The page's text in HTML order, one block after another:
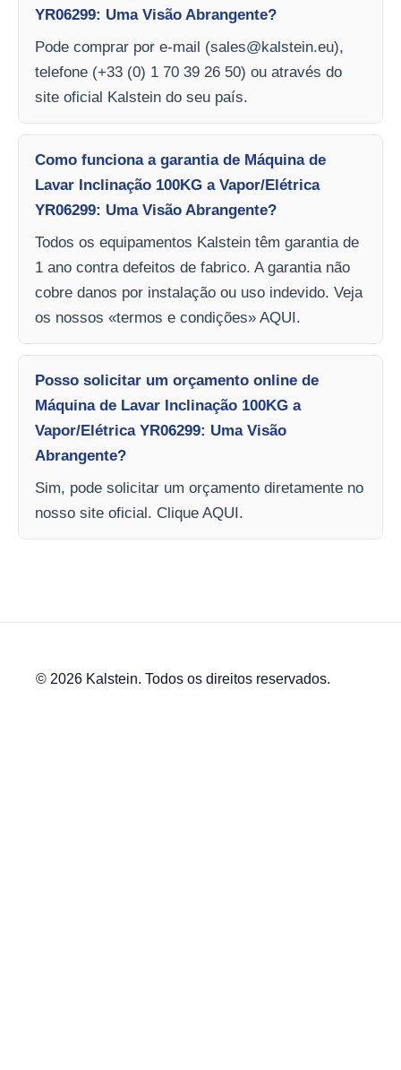
YR06299: Uma Visão Abrangente?
Pode comprar por e-mail (sales@kalstein.eu),
telefone (+33 (0) 1 70 39 26 50) ou através do
site oficial Kalstein do seu país.
Como funciona a garantia de Máquina de
Lavar Inclinação 100KG a Vapor/Elétrica
YR06299: Uma Visão Abrangente?
Todos os equipamentos Kalstein têm garantia de
1 ano contra defeitos de fabrico. A garantia não
cobre danos por instalação ou uso indevido. Veja
os nossos «termos e condições» AQUI.
Posso solicitar um orçamento online de
Máquina de Lavar Inclinação 100KG a
Vapor/Elétrica YR06299: Uma Visão
Abrangente?
Sim, pode solicitar um orçamento diretamente no
nosso site oficial. Clique AQUI.
© 2026 Kalstein. Todos os direitos reservados.